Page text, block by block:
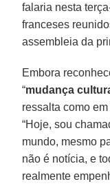
falaria nesta
franceses
assembleia da
Embora
“mudança
ressalta como
“Hoje, sou
mundo, mesmo
não é notícia, e
realmente